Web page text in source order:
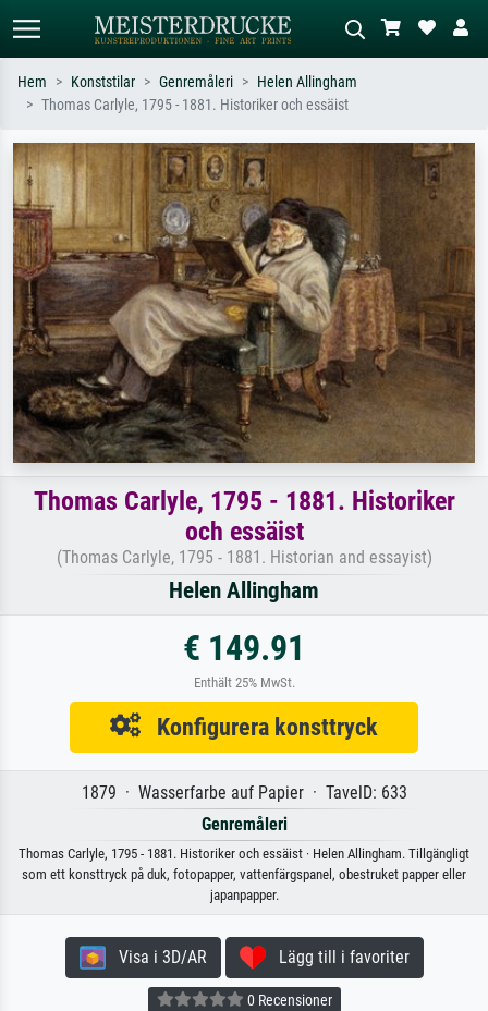
Sök efter konstnär, titel eller stil –
t.ex. Monet, Stjärnenatt,
impressionism, Hokusai-våg, naken.
Beskriv scenen – t.ex. grön äng,
abstrakt med mycket rött, mörk
oljemålning, stående naken bredvid ett
Hem Konststilar Genremåleri
Helen Allingham
Thomas Carlyle, 1795 - 1881. Historiker och essäist
Thomas Carlyle, 1795 - 1881. Historiker
och essäist
(Thomas Carlyle, 1795 - 1881. Historian and essayist)
Helen Allingham
€ 149.91
Enthält 25% MwSt.
Konfigurera konsttryck
1879 · Wasserfarbe auf Papier · TavelD: 633
Genremåleri
Thomas Carlyle, 1795 - 1881. Historiker och essäist · Helen Allingham. Tillgängligt
som ett konsttryck på duk, fotopapper, vattenfärgspanel, obestruket papper eller
japanpapper.
Visa i 3D/AR Lägg till i favoriter
0 Recensioner